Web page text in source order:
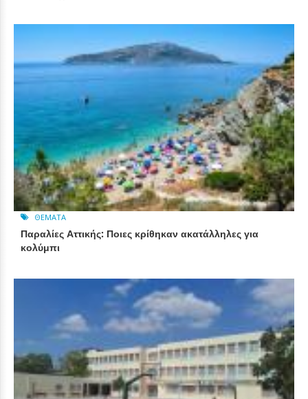
ΘΈΜΑΤΑ
Παραλίες Αττικής: Ποιες κρίθηκαν ακατάλληλες για
κολύμπι